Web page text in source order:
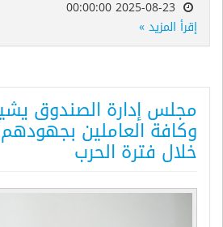
إقرأ المزيد »
مجلس إدارة الصندوق
وكافة العاملين بجهودهم
خلال فترة الحرب